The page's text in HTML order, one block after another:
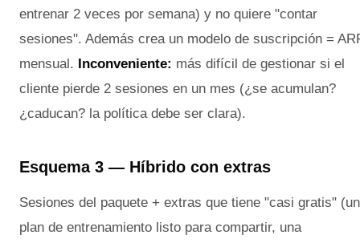
entrenar 2 veces por semana) y no quiere "contar
sesiones". Además crea un modelo de suscripción =
mensual. Inconveniente: más difícil de gestionar si el
cliente pierde 2 sesiones en un mes (¿se acumulan?
¿caducan? la política debe ser clara).
Esquema 3 — Híbrido con extras
Sesiones del paquete + extras que tiene "casi gratis" (un
plan de entrenamiento listo para compartir, una